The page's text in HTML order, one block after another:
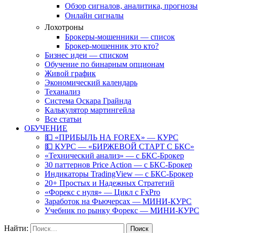
Обзор сигналов, аналитика, прогнозы
Онлайн сигналы
Лохотроны
Брокеры-мошенники — список
Брокер-мошенник это кто?
Бизнес идеи — списком
Обучение по бинарным опционам
Живой график
Экономический календарь
Теханализ
Система Оскара Грайнда
Калькулятор мартингейла
Все статьи
ОБУЧЕНИЕ
💵 «ПРИБЫЛЬ НА FOREX» — КУРС
💵 КУРС — «БИРЖЕВОЙ СТАРТ С БКС»
«Технический анализ» — с БКС-Брокер
30 паттернов Price Action — с БКС-Брокер
Индикаторы TradingView — с БКС-Брокер
20+ Простых и Надежных Стратегий
«Форекс с нуля» — Цикл с FxPro
Заработок на Фьючерсах — МИНИ-КУРС
Учебник по рынку Форекс — МИНИ-КУРС
Найти: